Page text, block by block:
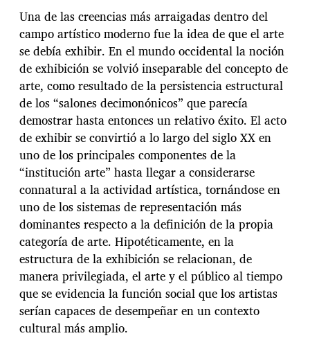
Una de las creencias más arraigadas dentro del
campo artístico moderno fue la idea de que el arte
se debía exhibir. En el mundo occidental la noción
de exhibición se volvió inseparable del concepto de
arte, como resultado de la persistencia estructural
de los “salones decimonónicos” que parecía
demostrar hasta entonces un relativo éxito. El acto
de exhibir se convirtió a lo largo del siglo XX en
uno de los principales componentes de la
“institución arte” hasta llegar a considerarse
connatural a la actividad artística, tornándose en
uno de los sistemas de representación más
dominantes respecto a la definición de la propia
categoría de arte. Hipotéticamente, en la
estructura de la exhibición se relacionan, de
manera privilegiada, el arte y el público al tiempo
que se evidencia la función social que los artistas
serían capaces de desempeñar en un contexto
cultural más amplio.